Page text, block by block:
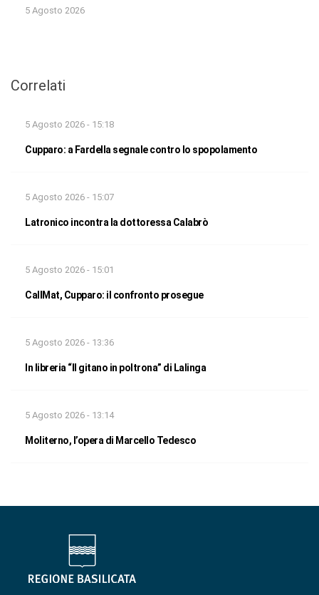
5 Agosto 2026
Correlati
5 Agosto 2026 - 15:18
Cupparo: a Fardella segnale contro lo spopolamento
5 Agosto 2026 - 15:07
Latronico incontra la dottoressa Calabrò
5 Agosto 2026 - 15:01
CallMat, Cupparo: il confronto prosegue
5 Agosto 2026 - 13:36
In libreria “Il gitano in poltrona” di Lalinga
5 Agosto 2026 - 13:14
Moliterno, l’opera di Marcello Tedesco